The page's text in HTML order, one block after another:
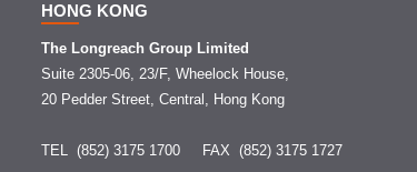
HONG KONG
The Longreach Group Limited
Suite 2305-06, 23/F, Wheelock House,
20 Pedder Street, Central, Hong Kong
TEL (852) 3175 1700 FAX (852) 3175 1727